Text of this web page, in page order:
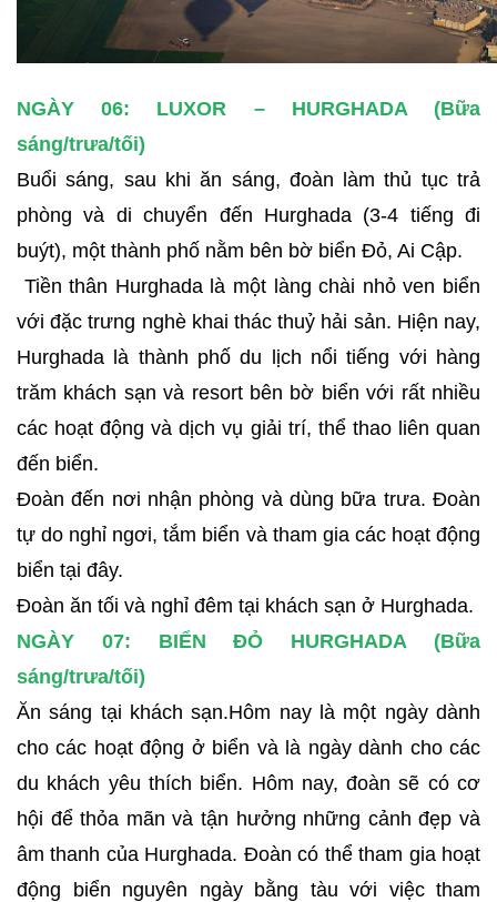
NGÀY 06: LUXOR – HURGHADA (Bữa
sáng/trưa/tối)
Buổi sáng, sau khi ăn sáng, đoàn làm thủ tục trả
phòng và di chuyển đến Hurghada (3-4 tiếng đi
buýt), một thành phố nằm bên bờ biển Đỏ, Ai Cập.
Tiền thân Hurghada là một làng chài nhỏ ven biển
với đặc trưng nghè khai thác thuỷ hải sản. Hiện nay,
Hurghada là thành phố du lịch nổi tiếng với hàng
trăm khách sạn và resort bên bờ biển với rất nhiều
các hoạt động và dịch vụ giải trí, thể thao liên quan
đến biển.
Đoàn đến nơi nhận phòng và dùng bữa trưa. Đoàn
tự do nghỉ ngơi, tắm biển và tham gia các hoạt động
biển tại đây.
Đoàn ăn tối và nghỉ đêm tại khách sạn ở Hurghada.
NGÀY 07: BIỂN ĐỎ HURGHADA (Bữa
sáng/trưa/tối)
Ăn sáng tại khách sạn.Hôm nay là một ngày dành
cho các hoạt động ở biển và là ngày dành cho các
du khách yêu thích biển. Hôm nay, đoàn sẽ có cơ
hội để thỏa mãn và tận hưởng những cảnh đẹp và
âm thanh của Hurghada. Đoàn có thể tham gia hoạt
động biển nguyên ngày bằng tàu với việc tham